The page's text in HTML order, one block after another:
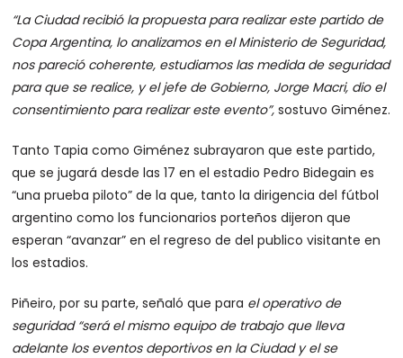
“La Ciudad recibió la propuesta para realizar este partido de
Copa Argentina, lo analizamos en el Ministerio de Seguridad,
nos pareció coherente, estudiamos las medida de seguridad
para que se realice, y el jefe de Gobierno, Jorge Macri, dio el
consentimiento para realizar este evento”, sostuvo Giménez.
Tanto Tapia como Giménez subrayaron que este partido,
que se jugará desde las 17 en el estadio Pedro Bidegain es
“una prueba piloto” de la que, tanto la dirigencia del fútbol
argentino como los funcionarios porteños dijeron que
esperan “avanzar” en el regreso de del publico visitante en
los estadios.
Piñeiro, por su parte, señaló que para el operativo de
seguridad “será el mismo equipo de trabajo que lleva
adelante los eventos deportivos en la Ciudad y el se